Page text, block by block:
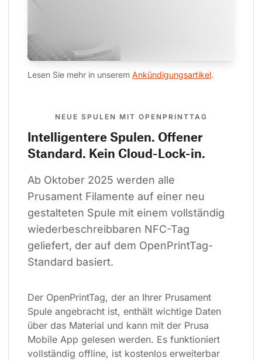
Lesen Sie mehr in unserem Ankündigungsartikel.
NEUE SPULEN MIT OPENPRINTTAG
Intelligentere Spulen. Offener
Standard. Kein Cloud-Lock-in.
Ab Oktober 2025 werden alle
Prusament Filamente auf einer neu
gestalteten Spule mit einem vollständig
wiederbeschreibbaren NFC-Tag
geliefert, der auf dem OpenPrintTag-
Standard basiert.
Der OpenPrintTag, der an Ihrer Prusament
Spule angebracht ist, enthält wichtige Daten
über das Material und kann mit der Prusa
Mobile App gelesen werden. Es funktioniert
vollständig offline, ist kostenlos erweiterbar